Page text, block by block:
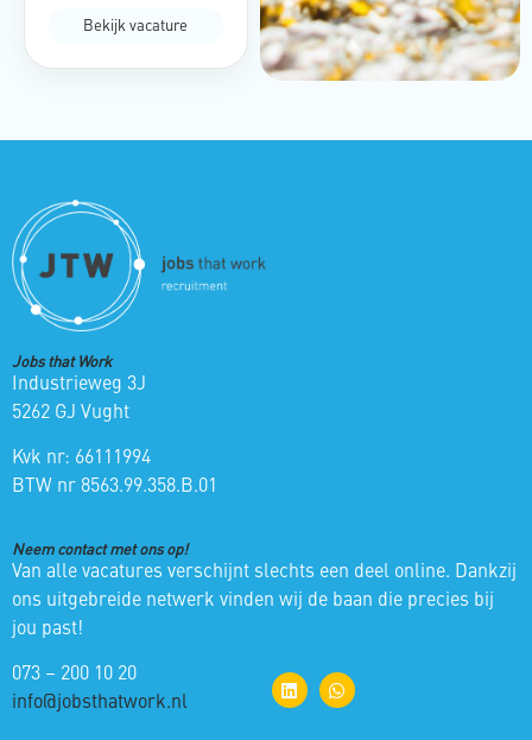
Bekijk vacature
Jobs that Work
Industrieweg 3J
5262 GJ Vught
Kvk nr: 66111994
BTW nr 8563.99.358.B.01
Neem contact met ons op!
Van alle vacatures verschijnt slechts een deel online. Dankzij
ons uitgebreide netwerk vinden wij de baan die precies bij
jou past!
073 – 200 10 20
info@jobsthatwork.nl